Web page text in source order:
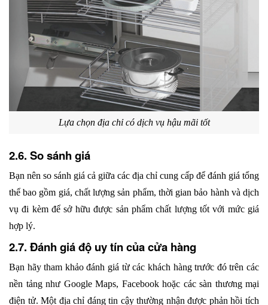
Lựa chọn địa chỉ có dịch vụ hậu mãi tốt
2.6. So sánh giá
Bạn nên so sánh giá cả giữa các địa chỉ cung cấp để đánh giá tổng
thể bao gồm giá, chất lượng sản phẩm, thời gian bảo hành và dịch
vụ đi kèm để sở hữu được sản phẩm chất lượng tốt với mức giá
hợp lý.
2.7. Đánh giá độ uy tín của cửa hàng
Bạn hãy tham khảo đánh giá từ các khách hàng trước đó trên các
nền tảng như Google Maps, Facebook hoặc các sàn thương mại
điện tử. Một địa chỉ đáng tin cậy thường nhận được phản hồi tích